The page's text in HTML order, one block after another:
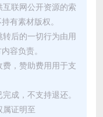
联网公开资源的索
有素材版权。
后的一切行为由用
容负责。
，赞助费用用于支
成，不支持退还。
属证明至